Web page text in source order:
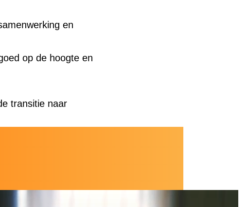
en
op de hoogte en
transitie naar